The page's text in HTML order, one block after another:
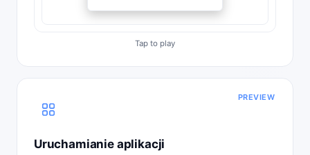
PREVIEW
Uruchamianie aplikacji